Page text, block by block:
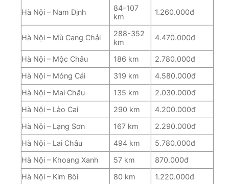
Hà Nội – Nam Định
84-107
km
1.260.000đ
Hà Nội – Mù Cang Chải
288-352
km
4.470.000đ
Hà Nội – Mộc Châu 186 km
2.780.000đ
Hà Nội – Móng Cái
319 km
4.580.000đ
Hà Nội – Mai Châu
135 km
2.030.000đ
Hà Nội – Lào Cai
290 km
4.200.000đ
Hà Nội – Lạng Sơn
167 km
2.290.000đ
Hà Nội – Lai Châu
494 km
5.780.000đ
Hà Nội – Khoang Xanh
57 km
870.000đ
Hà Nội – Kim Bôi
80 km
1.220.000đ